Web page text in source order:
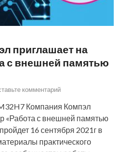
приглашает на
с внешней памятью
комментарий
Компания Компэл
«Работа с внешней памятью
16 сентября 2021г в
практического